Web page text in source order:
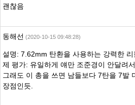
괜찮음
동해선 (2020-10-15 09:48:28)
설명: 7.62mm 탄환을 사용하는 강력한 리
제 평가: 유일하게 얘만 조준경이 안달려
그래도 이 총을 쓰면 남들보다 7탄을 7발
장점인듯.